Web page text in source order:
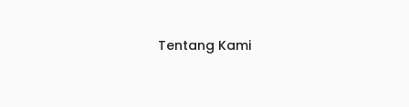
Tentang Kami